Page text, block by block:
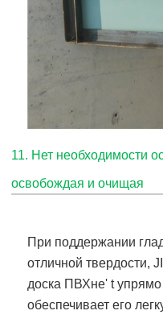
11. Нет необходимости
освобождая и очищая
При поддержании
отличной твердости,
доска ПВХне' t упрямо
обеспечивает его